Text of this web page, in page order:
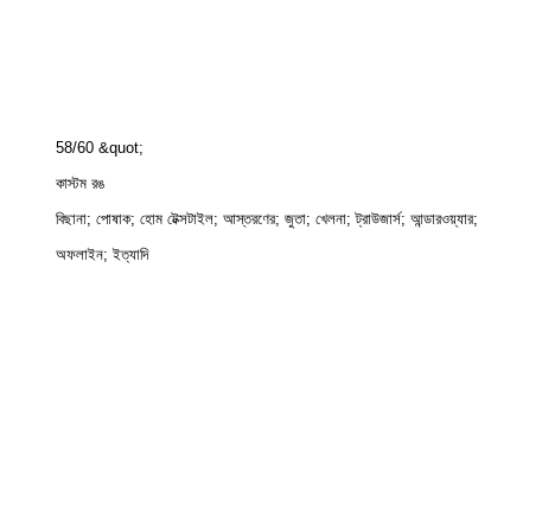
58/60 &quot;
কাস্টম রঙ
বিছানা; পোষাক; হোম টেক্সটাইল; আস্তরণের; জুতা; খেলনা; ট্রাউজার্স; আন্ডারওয়্যার;
অফলাইন; ইত্যাদি